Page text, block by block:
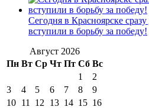
Сегодня в Красноярске
вступили в борьбу за победу!
Август 2026
Пн Вт Ср Чт Пт Сб Вс
1
2
3
4 5 6 7 8
9
10 11 12 13 14 15 16